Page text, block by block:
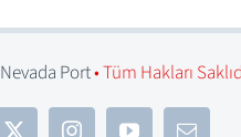
Nevada Port• Tüm Hakları